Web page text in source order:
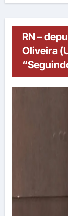
RN –
Oliveira